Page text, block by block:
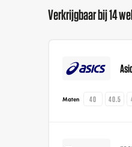
Verkrijgbaar bij 14
Maten 40 40.5